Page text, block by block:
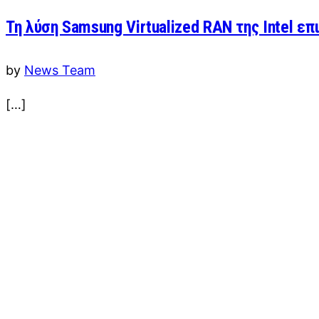
Τη λύση Samsung Virtualized RAN της Intel
by News Team
[…]